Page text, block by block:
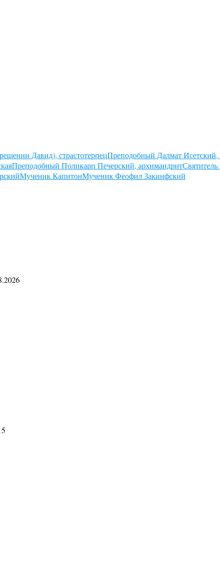
Давид), страстотерпецПреподобный Далмат
Преподобный Поликарп Печерский, архимандрит
Мученик КапитонМученик Феофил Закинфский